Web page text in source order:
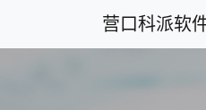
营口科派软